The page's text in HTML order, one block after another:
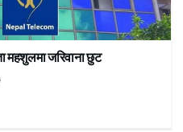
महशुलमा जरिवाना छुट